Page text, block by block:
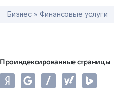
Бизнес » Финансовые услуги
Проиндексированные страницы